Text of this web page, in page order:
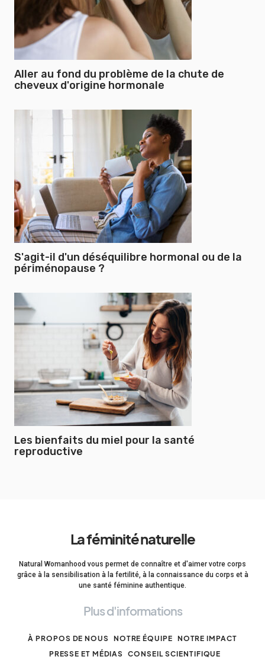
Aller au fond du problème de la chute de
cheveux d'origine hormonale
S'agit-il d'un déséquilibre hormonal ou de la
périménopause ?
Les bienfaits du miel pour la santé
reproductive
La féminité naturelle
Natural Womanhood vous permet de connaître et d'aimer votre corps
grâce à la sensibilisation à la fertilité, à la connaissance du corps et à
une santé féminine authentique.
Plus d'informations
À PROPOS DE NOUS NOTRE ÉQUIPE NOTRE IMPACT
PRESSE ET MÉDIAS
CONSEIL SCIENTIFIQUE